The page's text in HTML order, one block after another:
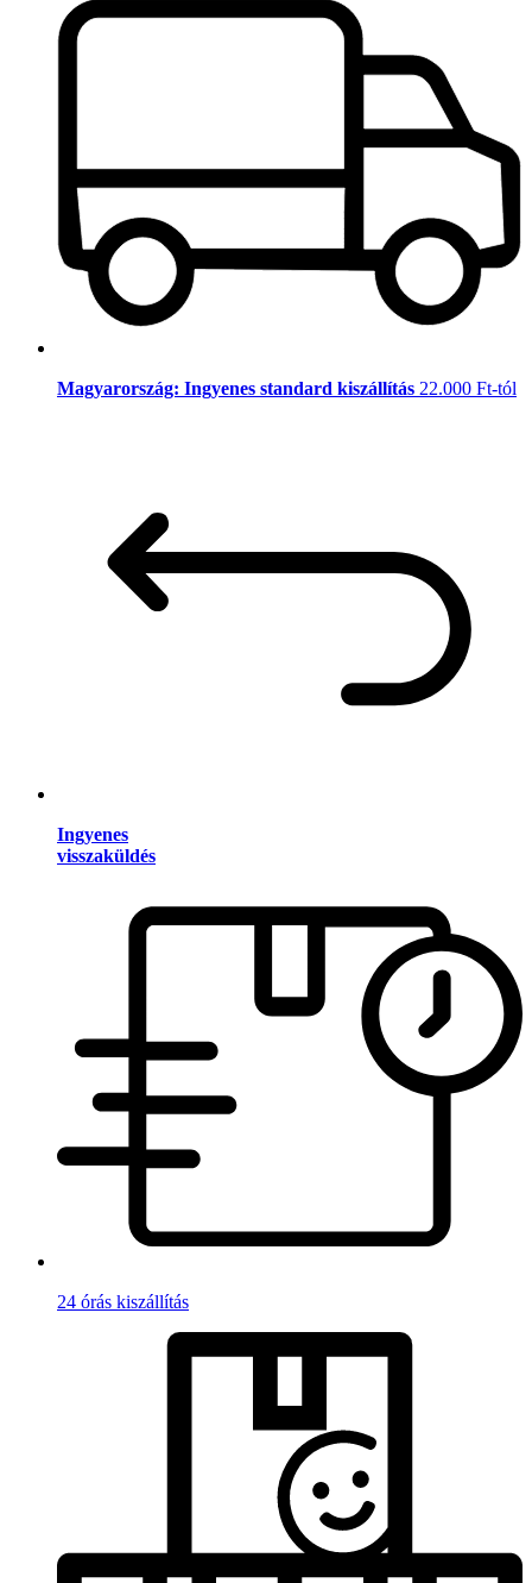
Magyarország: Ingyenes standard kiszállítás 22.000 Ft-tól
Ingyenes
visszaküldés
24 órás kiszállítás